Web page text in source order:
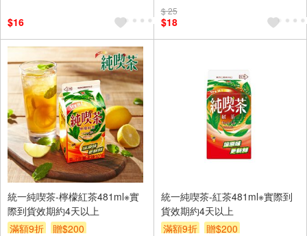
$16
$ 25
$18
統一純喫茶-檸檬紅茶481ml※實
際到貨效期約4天以上
滿額9折
贈$200
統一純喫茶-紅茶481ml※實際到
貨效期約4天以上
滿額9折
贈$200